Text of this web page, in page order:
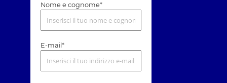
Nome e cognome*
E-mail*